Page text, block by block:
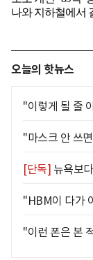
오늘의 핫뉴스
"이렇게 될 줄
"마스크 안 쓰
[단독] 뉴욕보
"HBM이 다가
"이런 폰은 본